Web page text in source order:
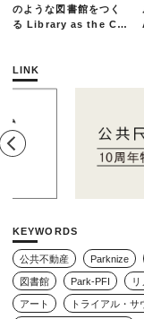
のような図書館をつく
る Library as the Cit
LINK
KEYWORDS
公共不動産 Parknize
図書館 Park-PFI
アート トライアル・サ